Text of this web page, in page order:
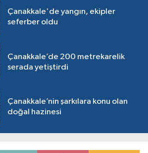
Çanakkale'de yangın, ekipler
seferber oldu
Çanakkale’de 200 metrekarelik
serada yetiştirdi
Çanakkale’nin şarkılara konu olan
doğal hazinesi